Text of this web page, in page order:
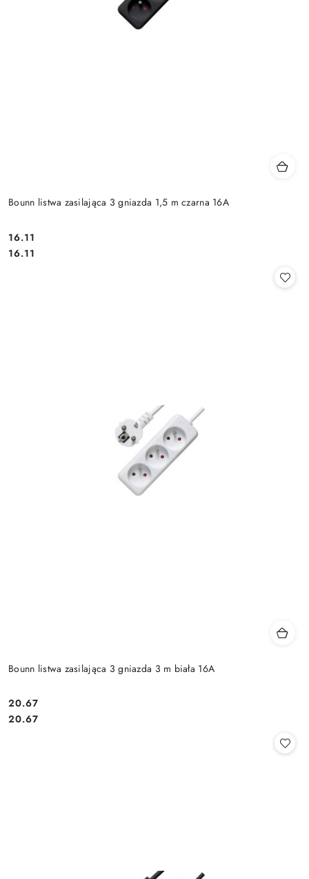
Bounn listwa zasilająca 3 gniazda 1,5 m czarna 16A
Cena:
16.11
Cena:
16.11
Bounn listwa zasilająca 3 gniazda 3 m biała 16A
Cena:
20.67
Cena:
20.67